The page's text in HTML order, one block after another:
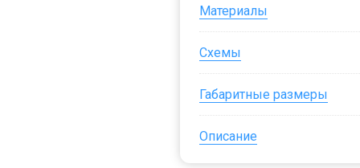
Материалы
Схемы
Габаритные размеры
Описание